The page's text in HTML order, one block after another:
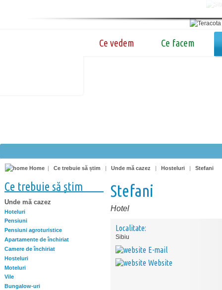
Ce vedem Ce facem
Home | Ce trebuie să știm | Unde mă cazez | Hosteluri | Stefani
Ce trebuie să știm
Unde mă cazez
Hoteluri
Pensiuni
Pensiuni agroturistice
Apartamente de închiriat
Camere de închiriat
Hosteluri
Moteluri
Vile
Bungalow-uri
Stefani
Hotel
Localitate:
Sibiu
E-mail
Website